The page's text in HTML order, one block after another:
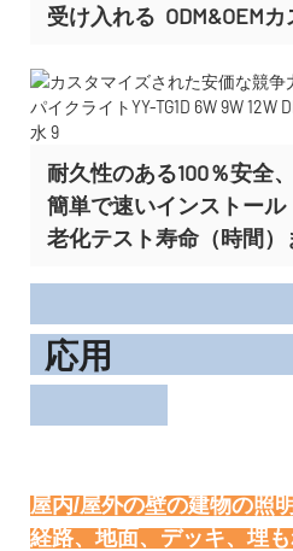
受け入れる ODM&OEM
耐久性のある100％安全
簡単で速いインストール
老化テスト寿命（時間）
応
屋内/屋外の壁の建物の照
経路、地面、デッキ、埋